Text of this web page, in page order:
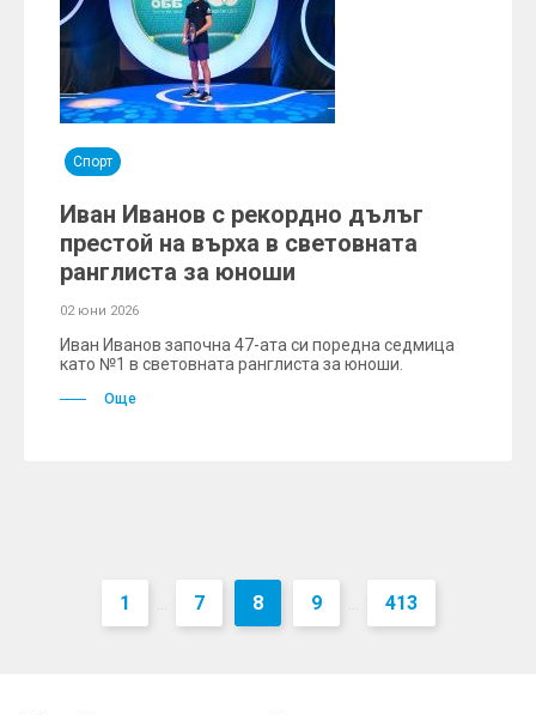
Спорт
Иван Иванов с рекордно дълъг
престой на върха в световната
ранглиста за юноши
02 юни 2026
Иван Иванов започна 47-ата си поредна седмица
като №1 в световната ранглиста за юноши.
Още
1 ... 7 8 9 ... 413